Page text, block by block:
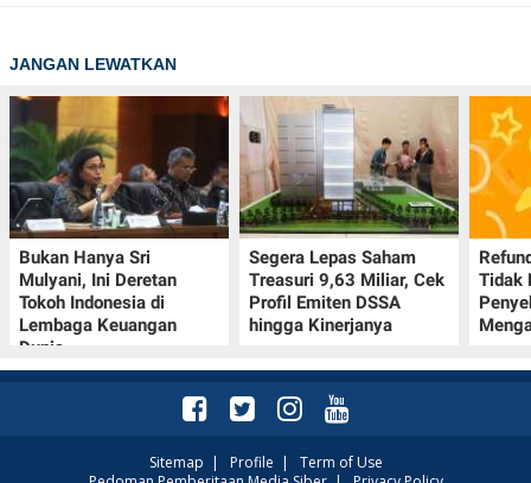
JANGAN LEWATKAN
Bukan Hanya Sri
Mulyani, Ini Deretan
Tokoh Indonesia di
Lembaga Keuangan
Dunia
Segera Lepas Saham
Treasuri 9,63 Miliar, Cek
Profil Emiten DSSA
hingga Kinerjanya
Tidak
Sitemap | Profile | Term of Use